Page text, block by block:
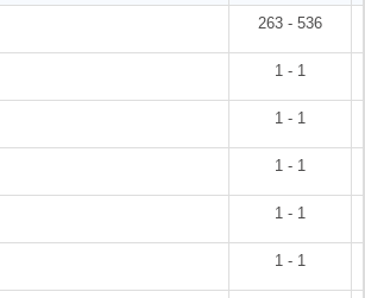
263 - 536
1 - 1
1 - 1
1 - 1
1 - 1
1 - 1